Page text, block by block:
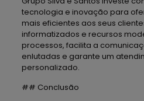
tecnologia e inovação para
mais eficientes aos seus
informatizados e recursos
processos, facilita a
enlutadas e garante um
personalizado.
## Conclusão